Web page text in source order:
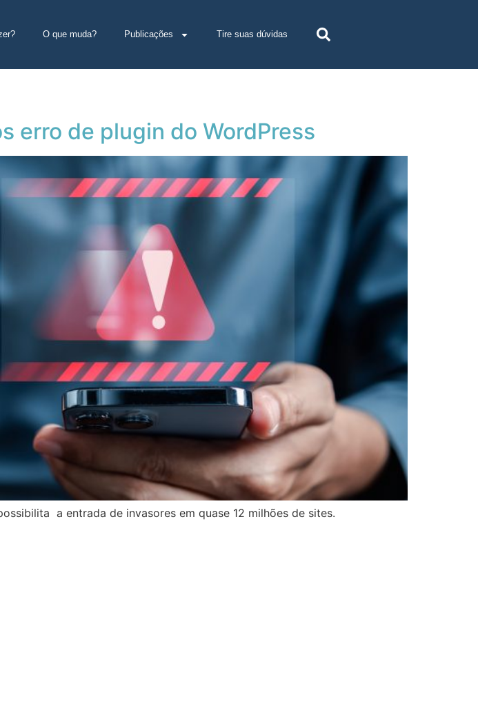
O que muda? Publicações Tire suas dúvidas
erro de plugin do WordPress
a entrada de invasores em quase 12 milhões de sites.